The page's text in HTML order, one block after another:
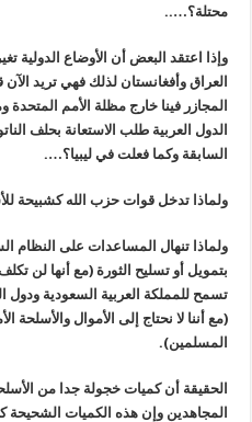
محتلة؟…..
وإذا اعتقد البعض أن الأوضاع الدولية
العراق وأفغانستان لذلك فهي تريد الآن
المجازر فينا خارج مظلة الأمم
الدول العربية طلب الاستعانة بحلف
السابقة وكما فعلت في ليبيا؟….
ولماذا تدخل قوات حزب الله كشبيحة
ولماذا تنهال المساعدات على النظام
بتمويل أو تسليح الثورة (مع أنها لن
تسمح للمملكة العربية السعودية ودول
(مع أننا لا نحتاج إلى الأموال
المسلمين).
الحقيقة أن كميات خجولة جدا من
المجاهدين وإن هذه الكميات الشحيحة